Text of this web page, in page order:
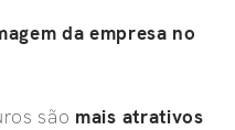
da empresa no
são mais atrativos